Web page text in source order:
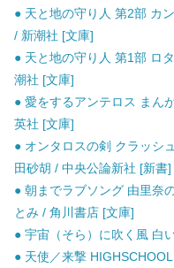
● 天と地の守り人 第2部 カ
/ 新潮社 [文庫]
● 天と地の守り人 第1部 ロ
潮社 [文庫]
● 愛をするアンテロス まん
英社 [文庫]
● オンタロスの剣 クラッシ
田砂胡 / 中央公論新社 [新書]
● 朝までラブソング 由里奈
とみ / 角川書店 [文庫]
● 宇宙（そら）に吹く風 白
● 天使／来撃